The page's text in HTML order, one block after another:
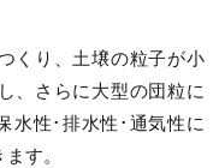
くり、土壌の粒子が小
、さらに大型の団粒に
水性･排水性･通気性に
す。